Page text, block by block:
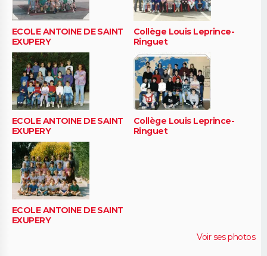
ECOLE ANTOINE DE SAINT
EXUPERY
Collège Louis Leprince-
Ringuet
ECOLE ANTOINE DE SAINT
EXUPERY
Collège Louis Leprince-
Ringuet
ECOLE ANTOINE DE SAINT
EXUPERY
Voir ses photos